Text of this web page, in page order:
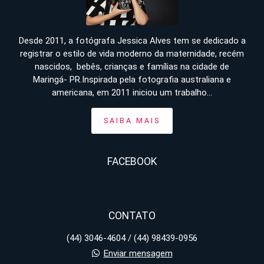
Desde 2011, a fotógrafa Jessica Alves tem se dedicado a
registrar o estilo de vida moderno da maternidade, recém
nascidos, bebês, crianças e famílias na cidade de
Maringá- PR.Inspirada pela fotografia australiana e
americana, em 2011 iniciou um trabalho...
SAIBA MAIS
FACEBOOK
CONTATO
(44) 3046-4604 / (44) 98439-0956
Enviar mensagem